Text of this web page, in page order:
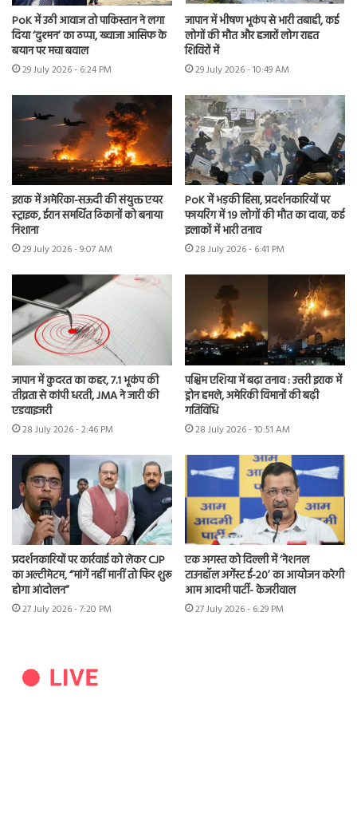
PoK में उठी आवाज तो पाकिस्तान ने लगा
दिया ‘दुश्मन’ का ठप्पा, ख्वाजा आसिफ के
बयान पर मचा बवाल
29 July 2026 - 6:24 PM
जापान में भीषण भूकंप से भारी तबाही, कई
लोगों की मौत और हजारों लोग राहत
शिविरों में
29 July 2026 - 10:49 AM
इराक में अमेरिका-सऊदी की संयुक्त एयर
स्ट्राइक, ईरान समर्थित ठिकानों को बनाया
निशाना
29 July 2026 - 9:07 AM
PoK में भड़की हिंसा, प्रदर्शनकारियों पर
फायरिंग में 19 लोगों की मौत का दावा, कई
इलाकों में भारी तनाव
28 July 2026 - 6:41 PM
जापान में कुदरत का कहर, 7.1 भूकंप की
तीव्रता से कांपी धरती, JMA ने जारी की
एडवाइजरी
28 July 2026 - 2:46 PM
पश्चिम एशिया में बढ़ा तनाव : उत्तरी इराक में
ड्रोन हमले, अमेरिकी विमानों की बढ़ी
गतिविधि
28 July 2026 - 10:51 AM
प्रदर्शनकारियों पर कार्रवाई को लेकर CJP
का अल्टीमेटम, “मांगें नहीं मानीं तो फिर शुरू
होगा आंदोलन”
27 July 2026 - 7:20 PM
एक अगस्त को दिल्ली में ‘नेशनल
टाउनहॉल अगेंस्ट ई-20’ का आयोजन करेगी
आम आदमी पार्टी- केजरीवाल
27 July 2026 - 6:29 PM